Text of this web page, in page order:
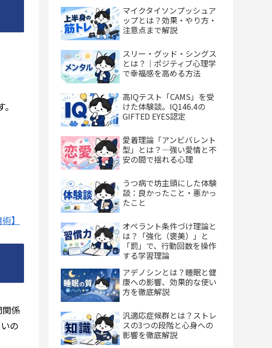
】
関係
の
マイクタイソンプッシュア
ップとは？効果・やり方・
注意点まで解説
スリー・グッド・シングス
とは？｜ポジティブ心理学
で幸福感を高める方法
高IQテスト「CAMS」を受
けた体験談。IQ146.4の
GIFTED EYES認定
愛着理論「アンビバレント
型」とは？—強い愛情と不
安の間で揺れる心理
うつ病で坊主頭にした体験
談：良かったこと・悪かっ
たこと
オペラント条件づけ理論と
は？「強化（褒美）」と
「罰」で、行動回数を操作
する学習理論
アデノシンとは？睡眠と健
康への影響、効果的な使い
方を徹底解説
汎適応症候群とは？ストレ
スの3つの段階と心身への
影響を徹底解説